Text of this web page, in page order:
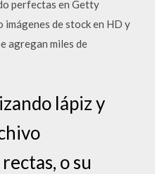
perfectas en Getty
de stock en HD y
agregan miles de
lápiz y
o su